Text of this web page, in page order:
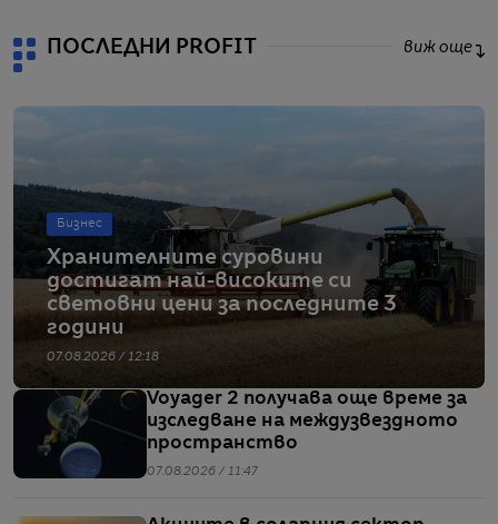
ПОСЛЕДНИ PROFIT виж още
Бизнес
Хранителните суровини
достигат най-високите си
световни цени за последните 3
години
07.08.2026 / 12:18
Voyager 2 получава още време за
изследване на междузвездното
пространство
07.08.2026 / 11:47